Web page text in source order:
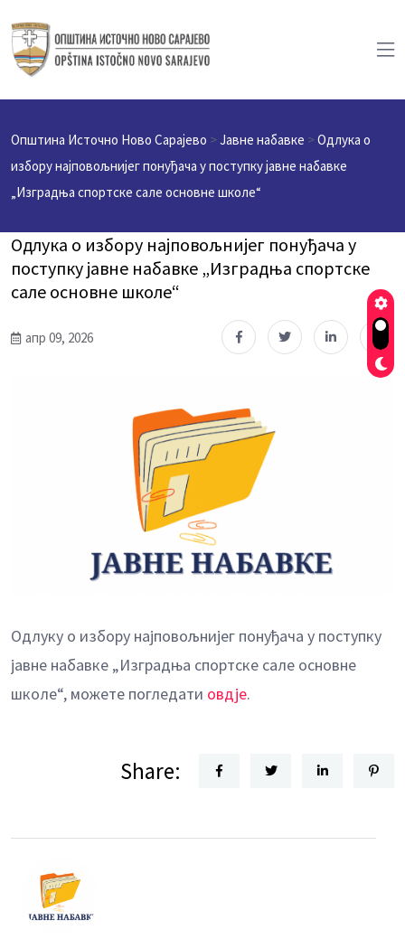
Општина Источно Ново Сарајево >Јавне набавке >Одлука о
избору најповољнијег понуђача у поступку јавне набавке
„Изградња спортске сале основне школе“
Одлука о избору најповољнијег понуђача у
поступку јавне набавке „Изградња спортске
сале основне школе“
апр 09, 2026
Одлуку о избору најповољнијег понуђача у поступку
јавне набавке „Изградња спортске сале основне
школе“, можете погледати овдје.
Share: